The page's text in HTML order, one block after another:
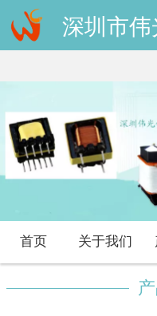
首页 关于我们